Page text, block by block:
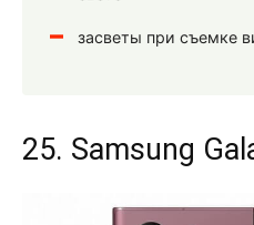
засветы при съемке
25. Samsung